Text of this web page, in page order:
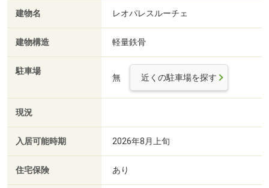
建物名 レオパレスルーチェ
建物構造 軽量鉄骨
駐車場
無 近くの駐車場を探す
現況
入居可能時期 2026年8月上旬
住宅保険 あり